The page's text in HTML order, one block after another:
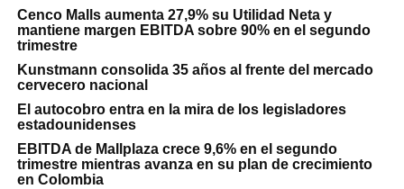
Cenco Malls aumenta 27,9% su Utilidad Neta y
mantiene margen EBITDA sobre 90% en el segundo
trimestre
Kunstmann consolida 35 años al frente del mercado
cervecero nacional
El autocobro entra en la mira de los legisladores
estadounidenses
EBITDA de Mallplaza crece 9,6% en el segundo
trimestre mientras avanza en su plan de crecimiento
en Colombia